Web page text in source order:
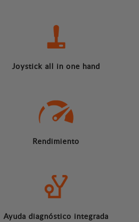
Joystick all in one hand
Rendimiento
Ayuda diagnóstico integrada